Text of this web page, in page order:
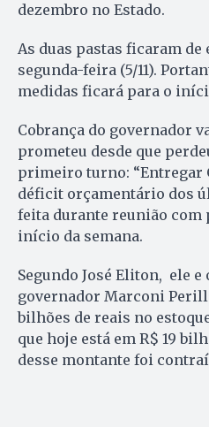
dezembro no Estado.
As duas pastas ficaram
segunda-feira (5/11).
medidas ficará para o
Cobrança do governador
prometeu desde que
primeiro turno: “Entregar
déficit orçamentário dos
feita durante reunião com
início da semana.
Segundo José Eliton, ele e
governador Marconi
bilhões de reais no
que hoje está em R$ 19
desse montante foi